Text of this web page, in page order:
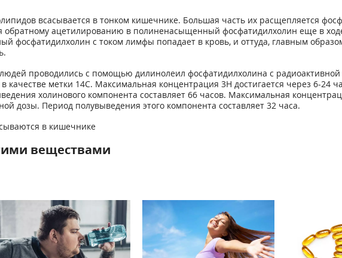
всасывается в тонком кишечнике. Большая часть их расщепляется
обратному ацетилированию в полиненасыщенный фосфатидилхолин еще в
фосфатидилхолин с током лимфы попадает в кровь, и оттуда, главным
проводились с помощью дилинолеил фосфатидилхолина с
качестве метки 14С. Максимальная концентрация 3Н достигается через 6-24
холинового компонента составляет 66 часов. Максимальная
дозы. Период полувыведения этого компонента составляет 32 часа.
в кишечнике
веществами